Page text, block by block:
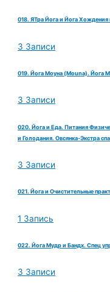
018. ЯТра Йога и Йога Хождения
3 Записи
019. Йога Моуна (Mouna). Йога
3 Записи
020. Йога и Еда. Питания
и Голодания. Овсянка-Экстра
3 Записи
021. Йога и Очистительные
1 Запись
022. Йога Мудр и Бандх. Спец
3 Записи